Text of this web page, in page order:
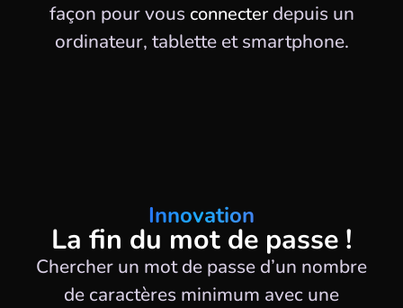
façon pour vous connecterdepuis un
ordinateur, tablette et smartphone.
Innovation
La fin du mot de passe !
Chercher un mot de passe d’un nombre
de caractères minimum avec une